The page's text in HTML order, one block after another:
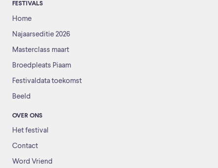
FESTIVALS
Home
Najaarseditie 2026
Masterclass maart
Broedpleats Piaam
Festivaldata toekomst
Beeld
OVER ONS
Het festival
Contact
Word Vriend